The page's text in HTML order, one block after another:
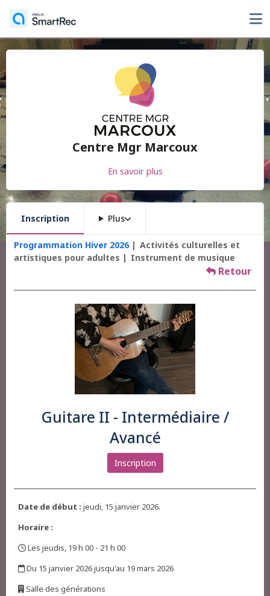
Centre Mgr Marcoux
En savoir plus
Inscription Plus
Programmation Hiver 2026
Activités culturelles et
artistiques pour adultes
Instrument de musique
Retour
Guitare II - Intermédiaire /
Avancé
Inscription
Date de début : jeudi, 15 janvier 2026.
Horaire :
Les jeudis, 19 h 00 - 21 h 00
Du 15 janvier 2026 jusqu'au 19 mars 2026
Salle des générations